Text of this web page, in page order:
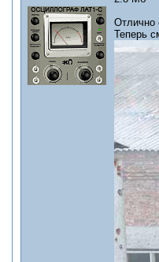
Отлично
Теперь